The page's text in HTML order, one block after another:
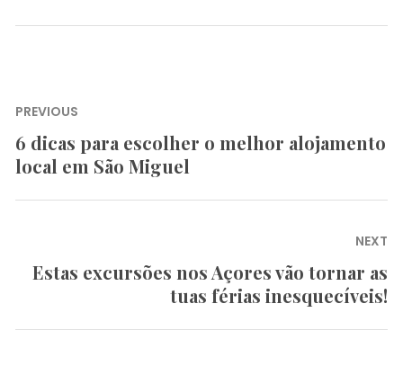
Navegação
de
artigos
PREVIOUS
Previous
post:
6 dicas para escolher o melhor alojamento
local em São Miguel
NEXT
NextEstas excursões nos Açores vão tornar as
tuas férias inesquecíveis!